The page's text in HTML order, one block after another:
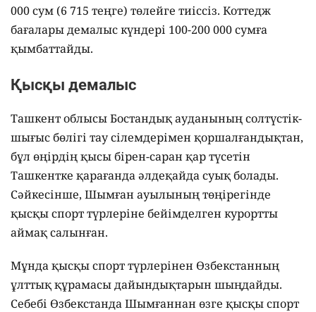
000 сум (6 715 теңге) төлейге тиіссіз. Коттедж
бағалары демалыс күндері 100-200 000 сумға
қымбаттайды.
Қысқы демалыс
Ташкент облысы Бостандық ауданының солтүстік-
шығыс бөлігі тау сілемдерімен қоршалғандықтан,
бұл өңірдің қысы бірен-саран қар түсетін
Ташкентке қарағанда әлдеқайда суық болады.
Сәйкесінше, Шымған ауылының төңірегінде
қысқы спорт түрлеріне бейімделген курортты
аймақ салынған.
Мұнда қысқы спорт түрлерінен Өзбекстанның
ұлттық құрамасы дайындықтарын шыңдайды.
Себебі Өзбекстанда Шымғаннан өзге қысқы спорт